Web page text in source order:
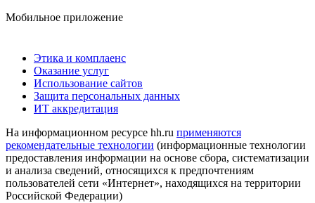
Мобильное приложение
Этика и комплаенс
Оказание услуг
Использование сайтов
Защита персональных данных
ИТ аккредитация
На информационном ресурсе hh.ru применяются
рекомендательные технологии (информационные технологии
предоставления информации на основе сбора, систематизации
и анализа сведений, относящихся к предпочтениям
пользователей сети «Интернет», находящихся на территории
Российской Федерации)